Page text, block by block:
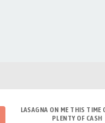
LASAGNA ON ME THIS TIME
PLENTY OF CASH